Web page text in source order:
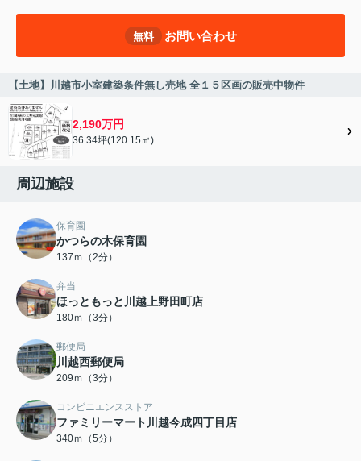
無料 お問い合わせ
【土地】川越市小室建築条件無し売地 全１５区画の販売中物件
2,190万円
36.34坪(120.15㎡)
周辺施設
保育園
かつらの木保育園
137ｍ（2分）
弁当
ほっともっと川越上野田町店
180ｍ（3分）
郵便局
川越西郵便局
209ｍ（3分）
コンビニエンスストア
ファミリーマート川越今成四丁目店
340ｍ（5分）